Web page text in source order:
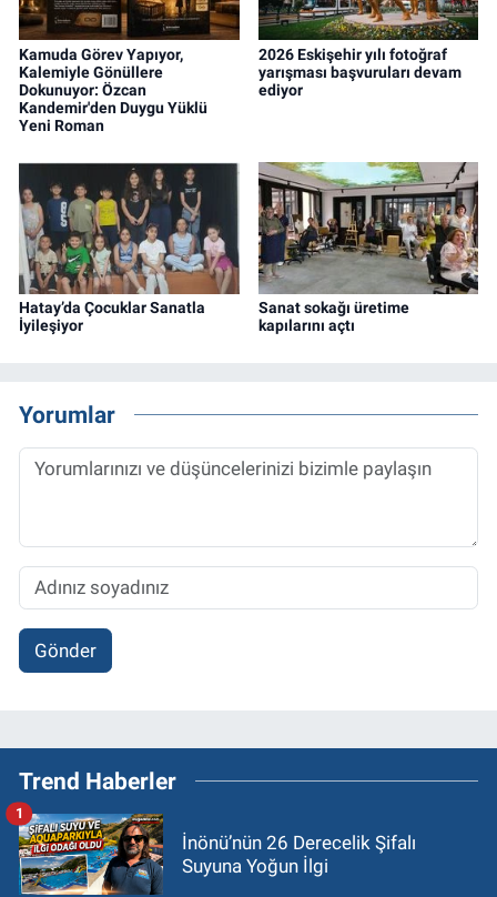
Kamuda Görev Yapıyor,
Kalemiyle Gönüllere
Dokunuyor: Özcan
Kandemir'den Duygu Yüklü
Yeni Roman
2026 Eskişehir yılı fotoğraf
yarışması başvuruları devam
ediyor
Hatay’da Çocuklar Sanatla
İyileşiyor
Sanat sokağı üretime
kapılarını açtı
Yorumlar
Gönder
Trend Haberler
İnönü’nün 26 Derecelik Şifalı
Suyuna Yoğun İlgi
1